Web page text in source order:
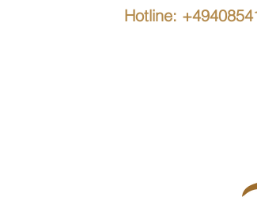
Hotline: